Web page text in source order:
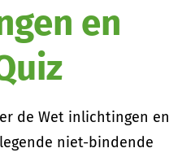
en
de Wet inlichtingen en
niet-bindende